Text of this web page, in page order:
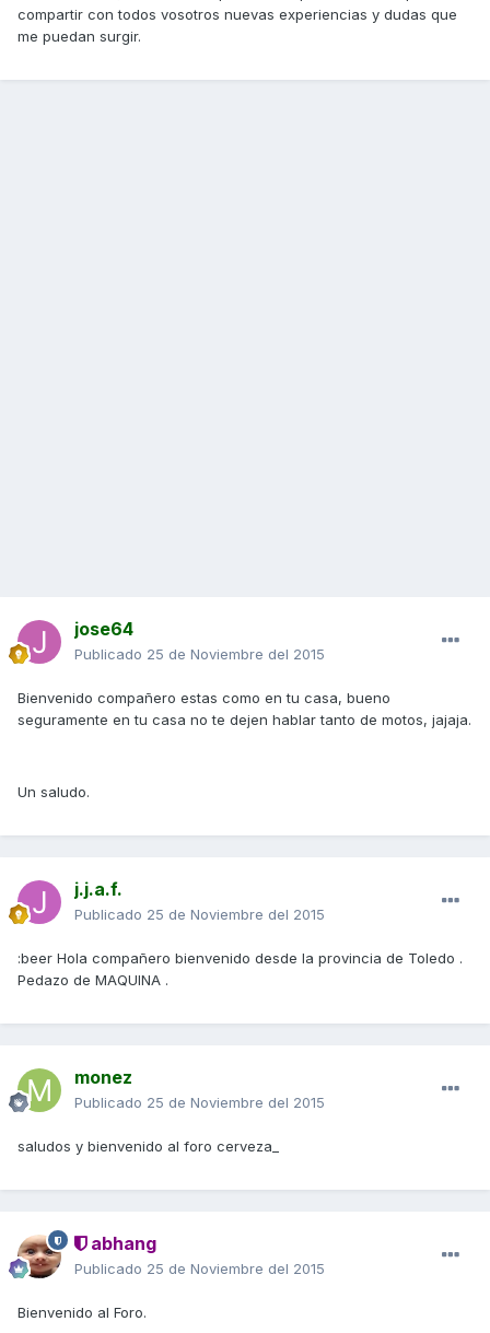
compartir con todos vosotros nuevas experiencias y dudas que
me puedan surgir.
jose64
Publicado 25 de Noviembre del 2015
Bienvenido compañero estas como en tu casa, bueno
seguramente en tu casa no te dejen hablar tanto de motos, jajaja.
Un saludo.
j.j.a.f.
Publicado 25 de Noviembre del 2015
:beer Hola compañero bienvenido desde la provincia de Toledo .
Pedazo de MAQUINA .
monez
Publicado 25 de Noviembre del 2015
saludos y bienvenido al foro cerveza_
abhang
Publicado 25 de Noviembre del 2015
Bienvenido al Foro.